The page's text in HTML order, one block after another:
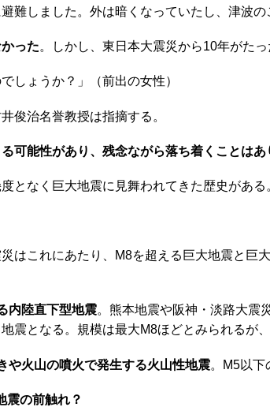
避難しました。外は暗くなっていたし、津波
った。しかし、東日本大震災から10年がた
しょうか？」（前出の女性）
俊治名誉教授は指摘する。
可能性があり、残念ながら落ち着くことはあ
となく巨大地震に見舞われてきた歴史がある
はこれにあたり、M8を超える巨大地震と巨
内陸直下型地震。熊本地震や阪神・淡路大震
震となる。規模は最大M8ほどとみられる
火山の噴火で発生する火山性地震。M5以下
震の前触れ？